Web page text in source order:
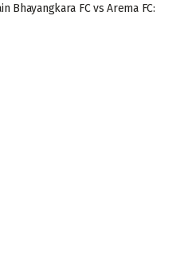
Bhayangkara FC vs Arema FC: